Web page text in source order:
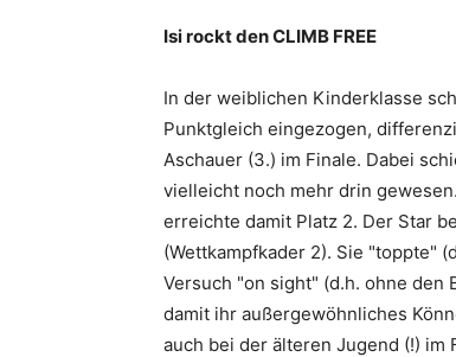
Isi rockt den CLIMB FREE
In der weiblichen Kinderklasse
Punktgleich eingezogen,
Aschauer (3.) im Finale. Dabei
vielleicht noch mehr drin
erreichte damit Platz 2. Der Star
(Wettkampfkader 2). Sie "toppte"
Versuch "on sight" (d.h. ohne den
damit ihr außergewöhnliches
auch bei der älteren Jugend (!) im